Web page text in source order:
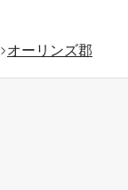
オーリンズ郡